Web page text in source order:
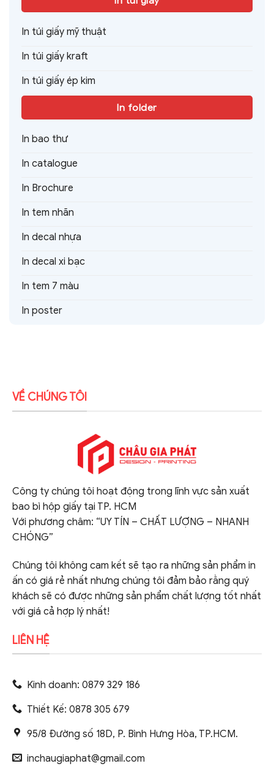
In túi giấy mỹ thuật
In túi giấy kraft
In túi giấy ép kim
In folder
In bao thư
In catalogue
In Brochure
In tem nhãn
In decal nhựa
In decal xi bạc
In tem 7 màu
In poster
VỀ CHÚNG TÔI
Công ty chúng tôi hoạt động trong lĩnh vực sản xuất
bao bì hộp giấy tại TP. HCM
Với phương châm: “UY TÍN – CHẤT LƯỢNG – NHANH
CHÓNG”
Chúng tôi không cam kết sẽ tạo ra những sản phẩm in
ấn có giá rẻ nhất nhưng chúng tôi đảm bảo rằng quý
khách sẽ có được những sản phẩm chất lượng tốt nhất
với giá cả hợp lý nhất!
LIÊN HỆ
Kinh doanh: 0879 329 186
Thiết Kế: 0878 305 679
95/8 Đường số 18D, P. Bình Hưng Hòa, TP.HCM.
inchaugiaphat@gmail.com